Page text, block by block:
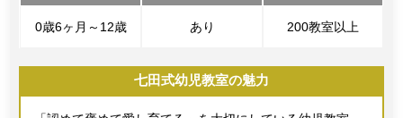
0歳6ヶ月～12歳 あり 200教室以上
七田式幼児教室の魅力